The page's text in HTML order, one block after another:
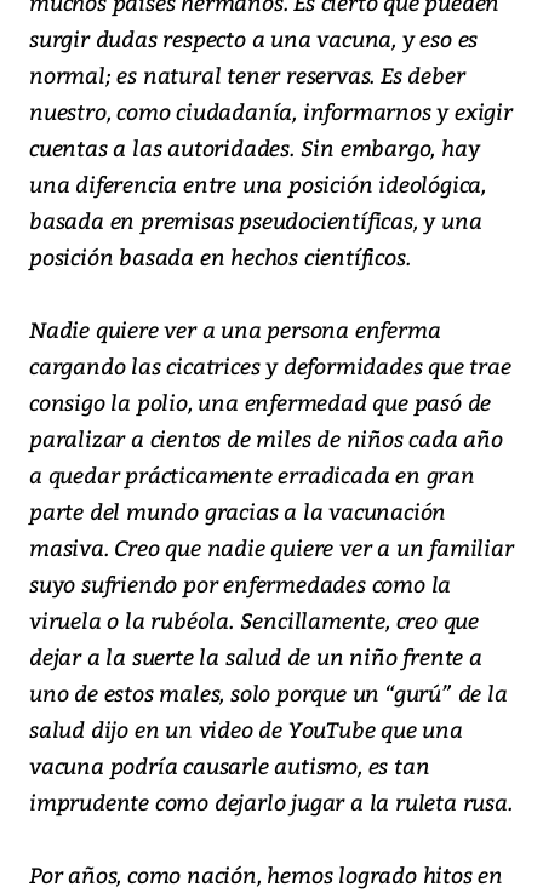
surgir dudas respecto a una vacuna, y eso es
normal; es natural tener reservas. Es deber
nuestro, como ciudadanía, informarnos y exigir
cuentas a las autoridades. Sin embargo, hay
una diferencia entre una posición ideológica,
basada en premisas pseudocientíficas, y una
posición basada en hechos científicos.
Nadie quiere ver a una persona enferma
cargando las cicatrices y deformidades que trae
consigo la polio, una enfermedad que pasó de
paralizar a cientos de miles de niños cada año
a quedar prácticamente erradicada en gran
parte del mundo gracias a la vacunación
masiva. Creo que nadie quiere ver a un familiar
suyo sufriendo por enfermedades como la
viruela o la rubéola. Sencillamente, creo que
dejar a la suerte la salud de un niño frente a
uno de estos males, solo porque un “gurú” de la
salud dijo en un video de YouTube que una
vacuna podría causarle autismo, es tan
imprudente como dejarlo jugar a la ruleta rusa.
Por años, como nación, hemos logrado hitos en